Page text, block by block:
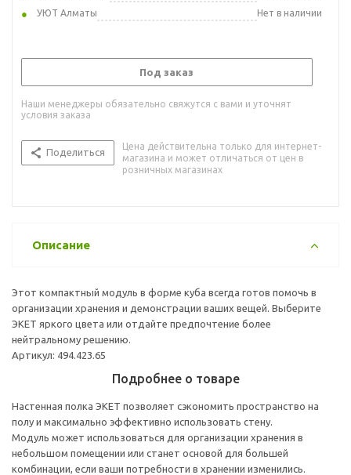
УЮТ Алматы
Нет в наличии
Под заказ
Наши менеджеры обязательно свяжутся с вами и уточнят
условия заказа
Поделиться
Цена действительна только для интернет-
магазина и может отличаться от цен в
розничных магазинах
Описание
Этот компактный модуль в форме куба всегда готов помочь в
организации хранения и демонстрации ваших вещей. Выберите
ЭКЕТ яркого цвета или отдайте предпочтение более
нейтральному решению.
Артикул: 494.423.65
Подробнее о товаре
Настенная полка ЭКЕТ позволяет сэкономить пространство на
полу и максимально эффективно использовать стену.
Модуль может использоваться для организации хранения в
небольшом помещении или станет основой для большей
комбинации, если ваши потребности в хранении изменились.